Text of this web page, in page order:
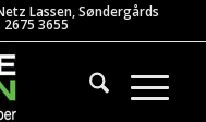
Lassen, Søndergårds
3655